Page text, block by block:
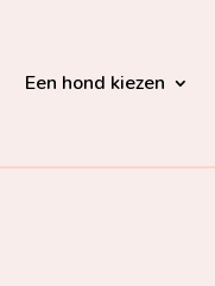
Een hond kiezen